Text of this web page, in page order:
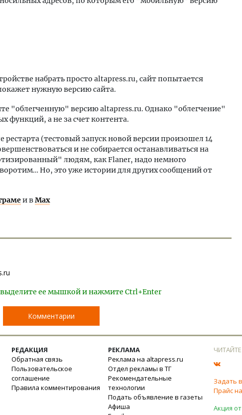
набрать просто altapress.ru, сайт попытается
нужную версию сайта.
"облегченную" версию altapress.ru. Однако "облегчение"
функций, а не за счет контента.
рестарта (тестовый запуск новой версии произошел 14
и не собирается останавливаться на
людям, как Flaner, надо немного
Но, это уже истории для других сообщений от
и вMax
ее мышкой и нажмите Ctrl+Enter
Комментарии
РЕДАКЦИЯ
Обратная связь
Пользовательское
соглашение
Правила комментирования
РЕКЛАМА
Реклама на altapress.ru
Отдел рекламы в ТГ
Рекомендательные
технологии
Подать объявление в газеты
Афиша
Задать
Прайс
Акция